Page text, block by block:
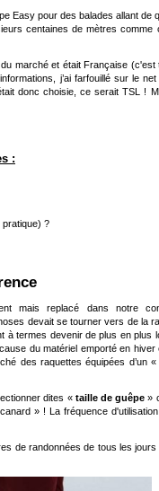
Easy pour des balades allant de
centaines de mètres
marché et était Française
j’ai farfouillé sur le
donc choisie, ce serait TSL !
:
pratique) ?
mais replacé dans notre
devait se tourner vers de la
termes devenir de plus en plus
du matériel emporté en
des raquettes équipées d’un «
dites « taille de guêpe »
» ! La fréquence
de randonnées de tous les